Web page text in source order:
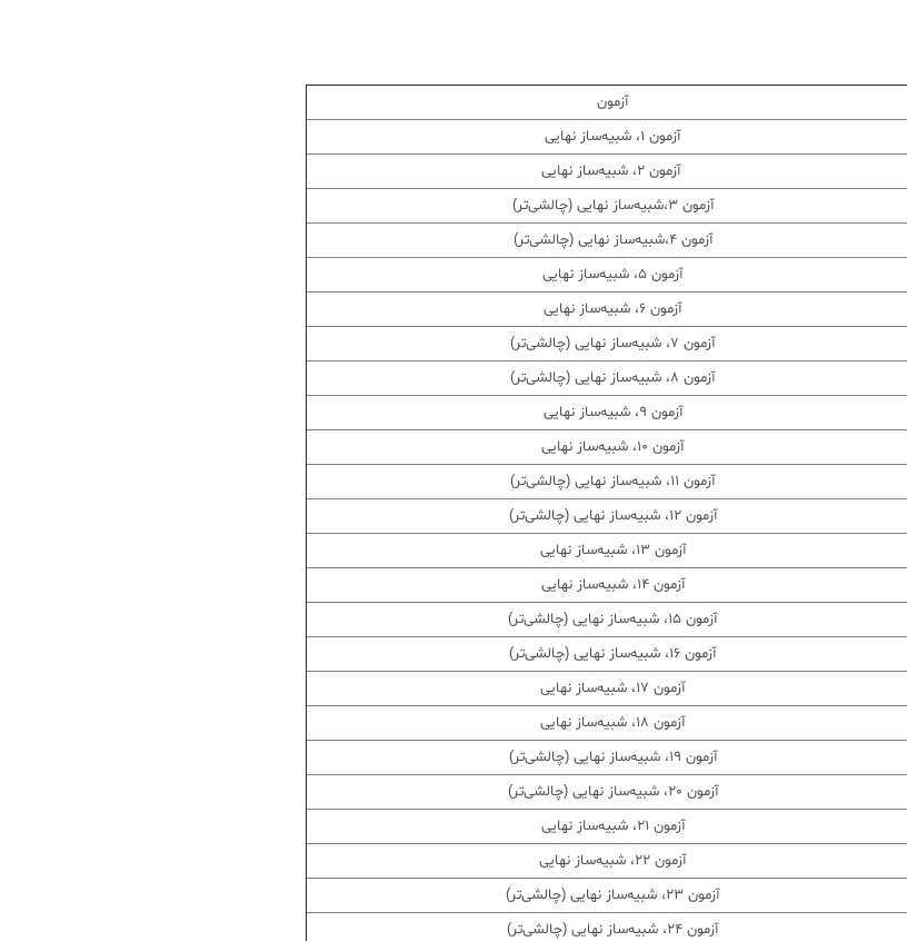
آزمون
آزمون ۱، شبیه‌ساز نهایی
آزمون ۲، شبیه‌ساز نهایی
آزمون ۳،شبیه‌ساز نهایی (چالشی‌تر)
آزمون 4،شبیه‌ساز نهایی (چالشی‌تر)
آزمون ۵، شبیه‌ساز نهایی
آزمون ۶، شبیه‌ساز نهایی
آزمون ۷، شبیه‌ساز نهایی (چالشی‌تر)
آزمون 8، شبیه‌ساز نهایی (چالشی‌تر)
آزمون ۹، شبیه‌ساز نهایی
آزمون ۱٠، شبیه‌ساز نهایی
آزمون ۱۱، شبیه‌ساز نهایی (چالشی‌تر)
آزمون 12، شبیه‌ساز نهایی (چالشی‌تر)
آزمون ۱۳، شبیه‌ساز نهایی
آزمون ۱۴، شبیه‌ساز نهایی
آزمون ۱۵، شبیه‌ساز نهایی (چالشی‌تر)
آزمون 16، شبیه‌ساز نهایی (چالشی‌تر)
آزمون ۱۷، شبیه‌ساز نهایی
آزمون ۱۸، شبیه‌ساز نهایی
آزمون ۱۹، شبیه‌ساز نهایی (چالشی‌تر)
آزمون 20، شبیه‌ساز نهایی (چالشی‌تر)
آزمون 21، شبیه‌ساز نهایی
آزمون 22، شبیه‌ساز نهایی
آزمون 23، شبیه‌ساز نهایی (چالشی‌تر)
آزمون 24، شبیه‌ساز نهایی (چالشی‌تر)